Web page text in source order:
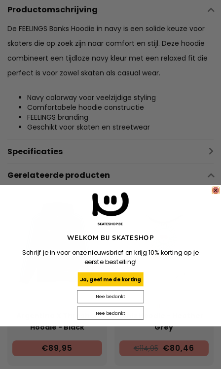
Productomschrijving
De FEELINGS Banks Hoodie in navy is een solide keuze voor
skaters die op zoek zijn naar comfort en stijl. Deze hoodie
combineert een tijdloze navy kleur met een relaxed fit die
perfect is voor zowel skaten als casual wear.
Navy colorway voor veelzijdige styling
Comfortabele hoodie constructie
FEELINGS branding
Geschikt voor skaten en streetwear
Specificaties
Gerelateerde producten
Argentina X Thrasher
Hoodie - Black
€89,95
Ibiz Hoodie - Heather
Grey
€114,95 €80,46
WELKOM BIJ SKATESHOP
Schrijf je in voor onze nieuwsbrief en krijg 10% korting op je
eerste bestelling!
Ja, geef me de korting
Nee bedankt
Nee bedankt